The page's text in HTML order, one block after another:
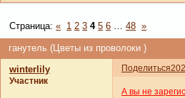
ганутель (Цветы из проволоки )
Страница:« 1 2 3 4 5 6 … 48 »
Поделиться
winterlily
Участник
А вы не